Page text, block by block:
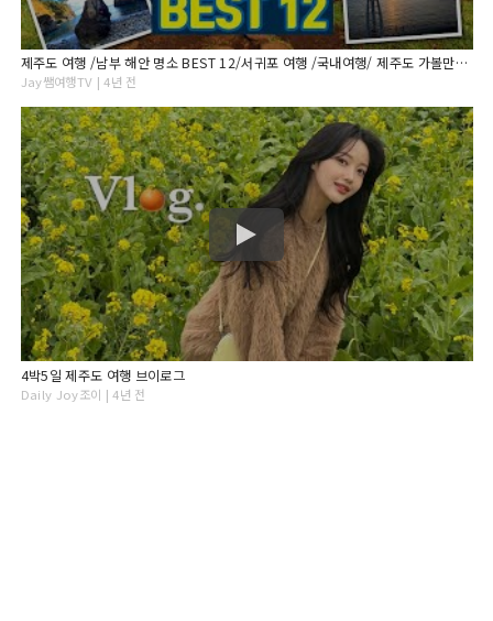
제주도 여행 /남부 해안 명소 BEST 12/서귀포 여행 /국내여행/ 제주도 가볼만한곳/ 서귀포 추천여행지/인생샷 명소/ 데이트 명소
Jay쌤여행TV | 4년 전
4박5일 제주도 여행 브이로그
Daily Joy조이 | 4년 전